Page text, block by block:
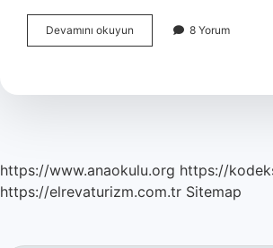
Devamını okuyun İLişkilerde
Manipülasyon
8 Yorum
https://www.anaokulu.org https://
https://elrevaturizm.com.tr Sitemap